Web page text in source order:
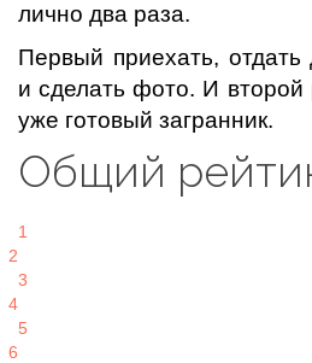
лично два раза.
Первый приехать, отдать
и сделать фото. И второй
уже готовый загранник.
Общий
1
2
3
4
5
6